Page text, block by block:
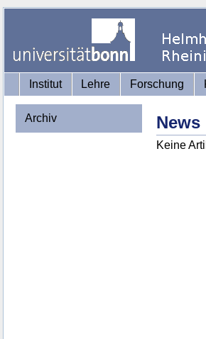
Institut Lehre Forschung
Archiv News
Keine